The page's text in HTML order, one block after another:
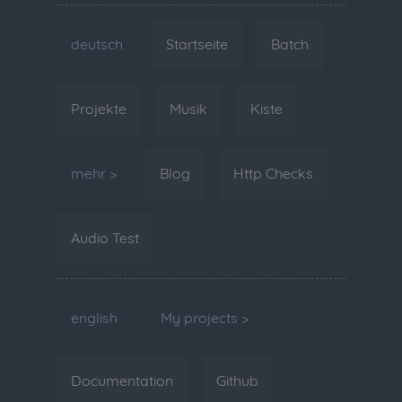
deutsch Startseite Batch
Projekte Musik Kiste
mehr > Blog Http Checks
Audio Test
english My projects >
Documentation Github